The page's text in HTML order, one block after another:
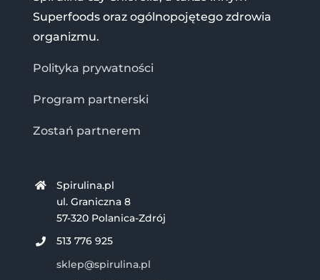
Superfoods oraz ogólnopojętego zdrowia
organizmu.
Polityka prywatności
Program partnerski
Zostań partnerem
Spirulina.pl
ul. Graniczna 8
57-320 Polanica-Zdrój
513 776 925
sklep@spirulina.pl